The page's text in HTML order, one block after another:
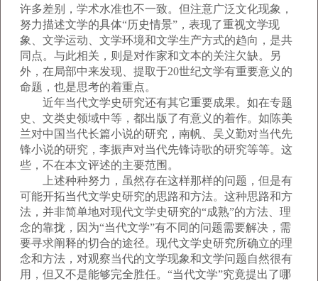
许多差别，学术水准也不一致。但注意广泛文化现象，
努力描述文学的具体“历史情景”，表现了重视文学现
象、文学运动、文学环境和文学生产方式的趋向，是共
同点。与此相关，则是对作家和文本的关注欠缺。另
外，在局部中来发现、提取于20世纪文学有重要意义的
命题，也是思考的着重点。
近年当代文学史研究还有其它重要成果。如在专题
史、文类史领域中等，都出版了有意义的着作。如陈美
兰对中国当代长篇小说的研究，南帆、吴义勤对当代先
锋小说的研究，李振声对当代先锋诗歌的研究等等。这
些，不在本文评述的主要范围。
上述种种努力，虽然存在这样那样的问题，但是有
可能开拓当代文学史研究的思路和方法。这种思路和方
法，并非简单地对现代文学史研究的“成熟”的方法、理
念的靠拢，因为“当代文学”有不同的问题需要解决，需
要寻求阐释的切合的途径。现代文学史研究所确立的理
念和方法，对观察当代的文学现象和文学问题自然很有
用，但又不是能够完全胜任。“当代文学”究竟提出了哪